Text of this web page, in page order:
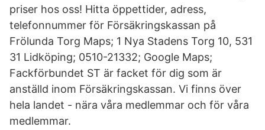
priser hos oss! Hitta öppettider, adress,
telefonnummer för Försäkringskassan på
Frölunda Torg Maps; 1 Nya Stadens Torg 10, 531
31 Lidköping; 0510-21332; Google Maps;
Fackförbundet ST är facket för dig som är
anställd inom Försäkringskassan. Vi finns över
hela landet - nära våra medlemmar och för våra
medlemmar.